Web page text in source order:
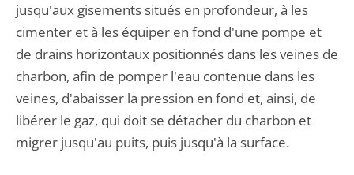
jusqu'aux gisements situés en profondeur, à les
cimenter et à les équiper en fond d'une pompe et
de drains horizontaux positionnés dans les veines de
charbon, afin de pomper l'eau contenue dans les
veines, d'abaisser la pression en fond et, ainsi, de
libérer le gaz, qui doit se détacher du charbon et
migrer jusqu'au puits, puis jusqu'à la surface.